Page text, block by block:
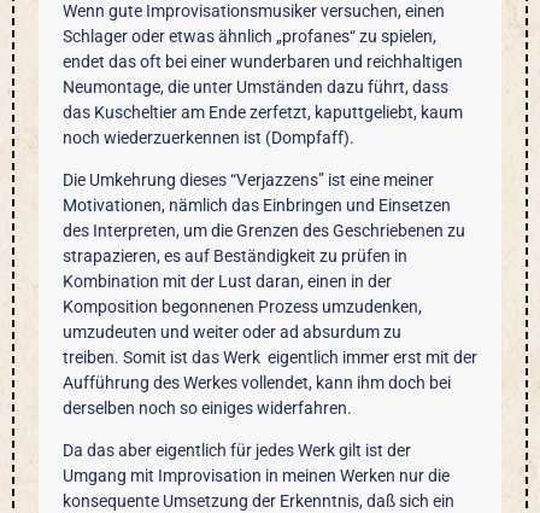
Wenn gute Improvisationsmusiker versuchen, einen
Schlager oder etwas ähnlich „profanes“ zu spielen,
endet das oft bei einer wunderbaren und reichhaltigen
Neumontage, die unter Umständen dazu führt, dass
das Kuscheltier am Ende zerfetzt, kaputtgeliebt, kaum
noch wiederzuerkennen ist (Dompfaff).
Die Umkehrung dieses “Verjazzens” ist eine meiner
Motivationen, nämlich das Einbringen und Einsetzen
des Interpreten, um die Grenzen des Geschriebenen zu
strapazieren, es auf Beständigkeit zu prüfen in
Kombination mit der Lust daran, einen in der
Komposition begonnenen Prozess umzudenken,
umzudeuten und weiter oder ad absurdum zu
treiben. Somit ist das Werk eigentlich immer erst mit der
Aufführung des Werkes vollendet, kann ihm doch bei
derselben noch so einiges widerfahren.
Da das aber eigentlich für jedes Werk gilt ist der
Umgang mit Improvisation in meinen Werken nur die
konsequente Umsetzung der Erkenntnis, daß sich ein